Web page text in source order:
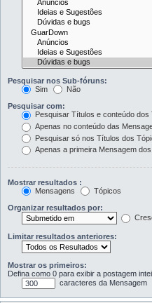
Pesquisar nos Sub-fóruns:
Sim
Não
Pesquisar com:
Pesquisar Títulos e conteúdo dos
Apenas no conteúdo das
Pesquisar só nos Títulos dos
Apenas a primeira Mensagem
Mostrar resultados :
Mensagens
Tópicos
Organizar resultados por:
Limitar resultados anteriores:
Mostrar os primeiros:
Defina como 0 para exibir a postagem
caracteres da Mensagem